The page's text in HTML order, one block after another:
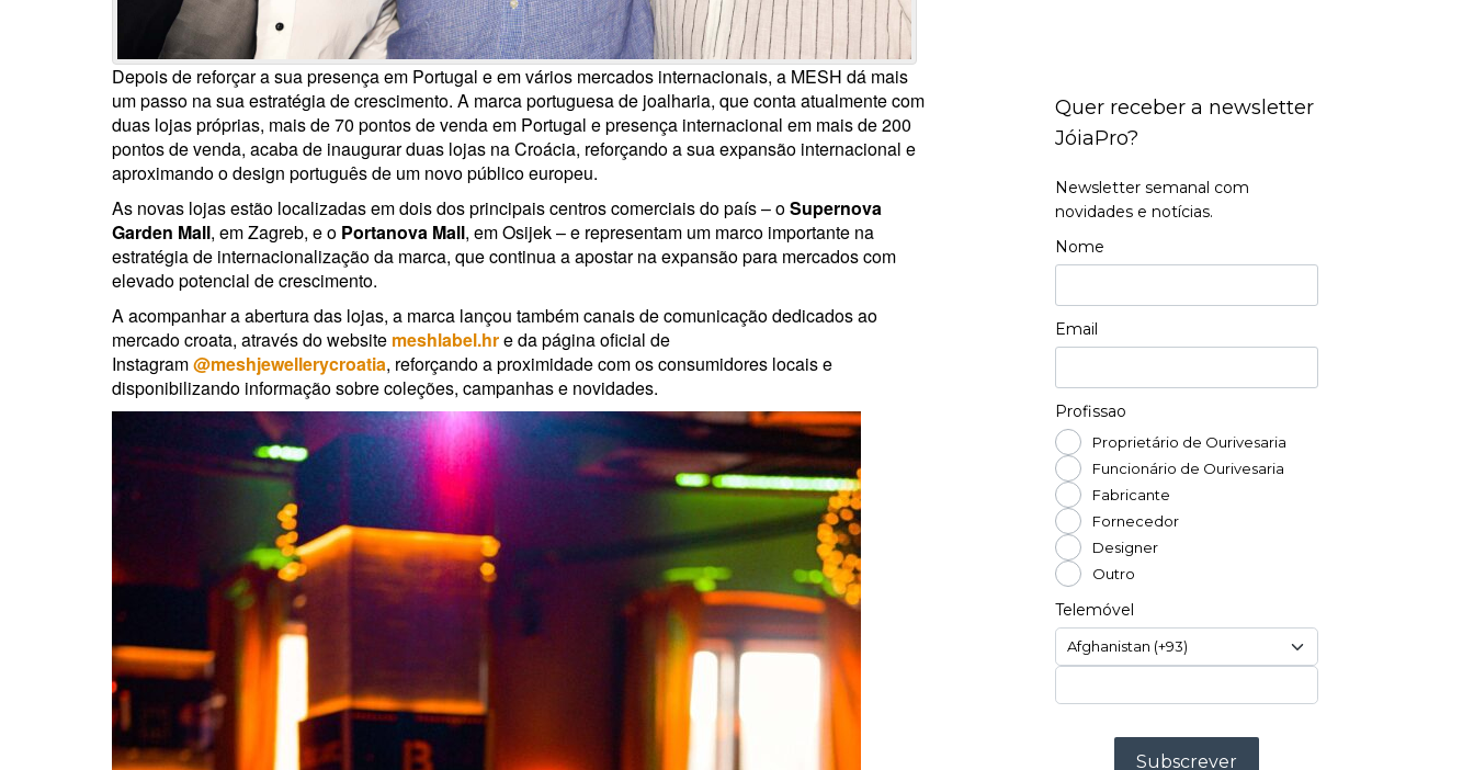
Depois de reforçar a sua presença em Portugal e em vários mercados internacionais, a MESH dá mais
um passo na sua estratégia de crescimento. A marca portuguesa de joalharia, que conta atualmente com
duas lojas próprias, mais de 70 pontos de venda em Portugal e presença internacional em mais de 200
pontos de venda, acaba de inaugurar duas lojas na Croácia, reforçando a sua expansão internacional e
aproximando o design português de um novo público europeu.
As novas lojas estão localizadas em dois dos principais centros comerciais do país – oSupernova
Garden Mall, em Zagreb, e o Portanova Mall, em Osijek – e representam um marco importante na
estratégia de internacionalização da marca, que continua a apostar na expansão para mercados com
elevado potencial de crescimento.
A acompanhar a abertura das lojas, a marca lançou também canais de comunicação dedicados ao
mercado croata, através do website meshlabel.hre da página oficial de
Instagram@meshjewellerycroatia, reforçando a proximidade com os consumidores locais e
disponibilizando informação sobre coleções, campanhas e novidades.